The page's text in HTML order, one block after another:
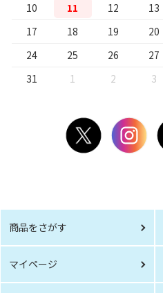
10
11 12 13
17
18 19 20
24
25 26 27
31
1 2 3
商品をさがす
マイページ